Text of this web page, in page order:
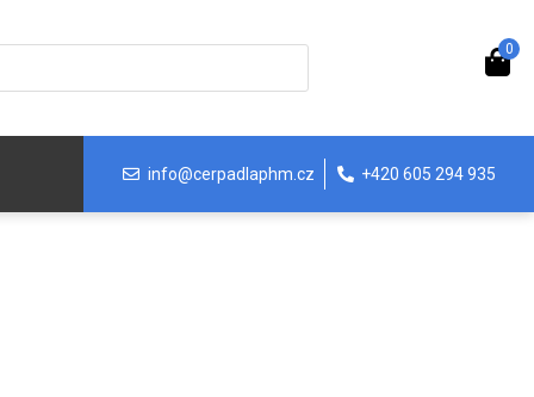
0
info@cerpadlaphm.cz +420 605 294 935